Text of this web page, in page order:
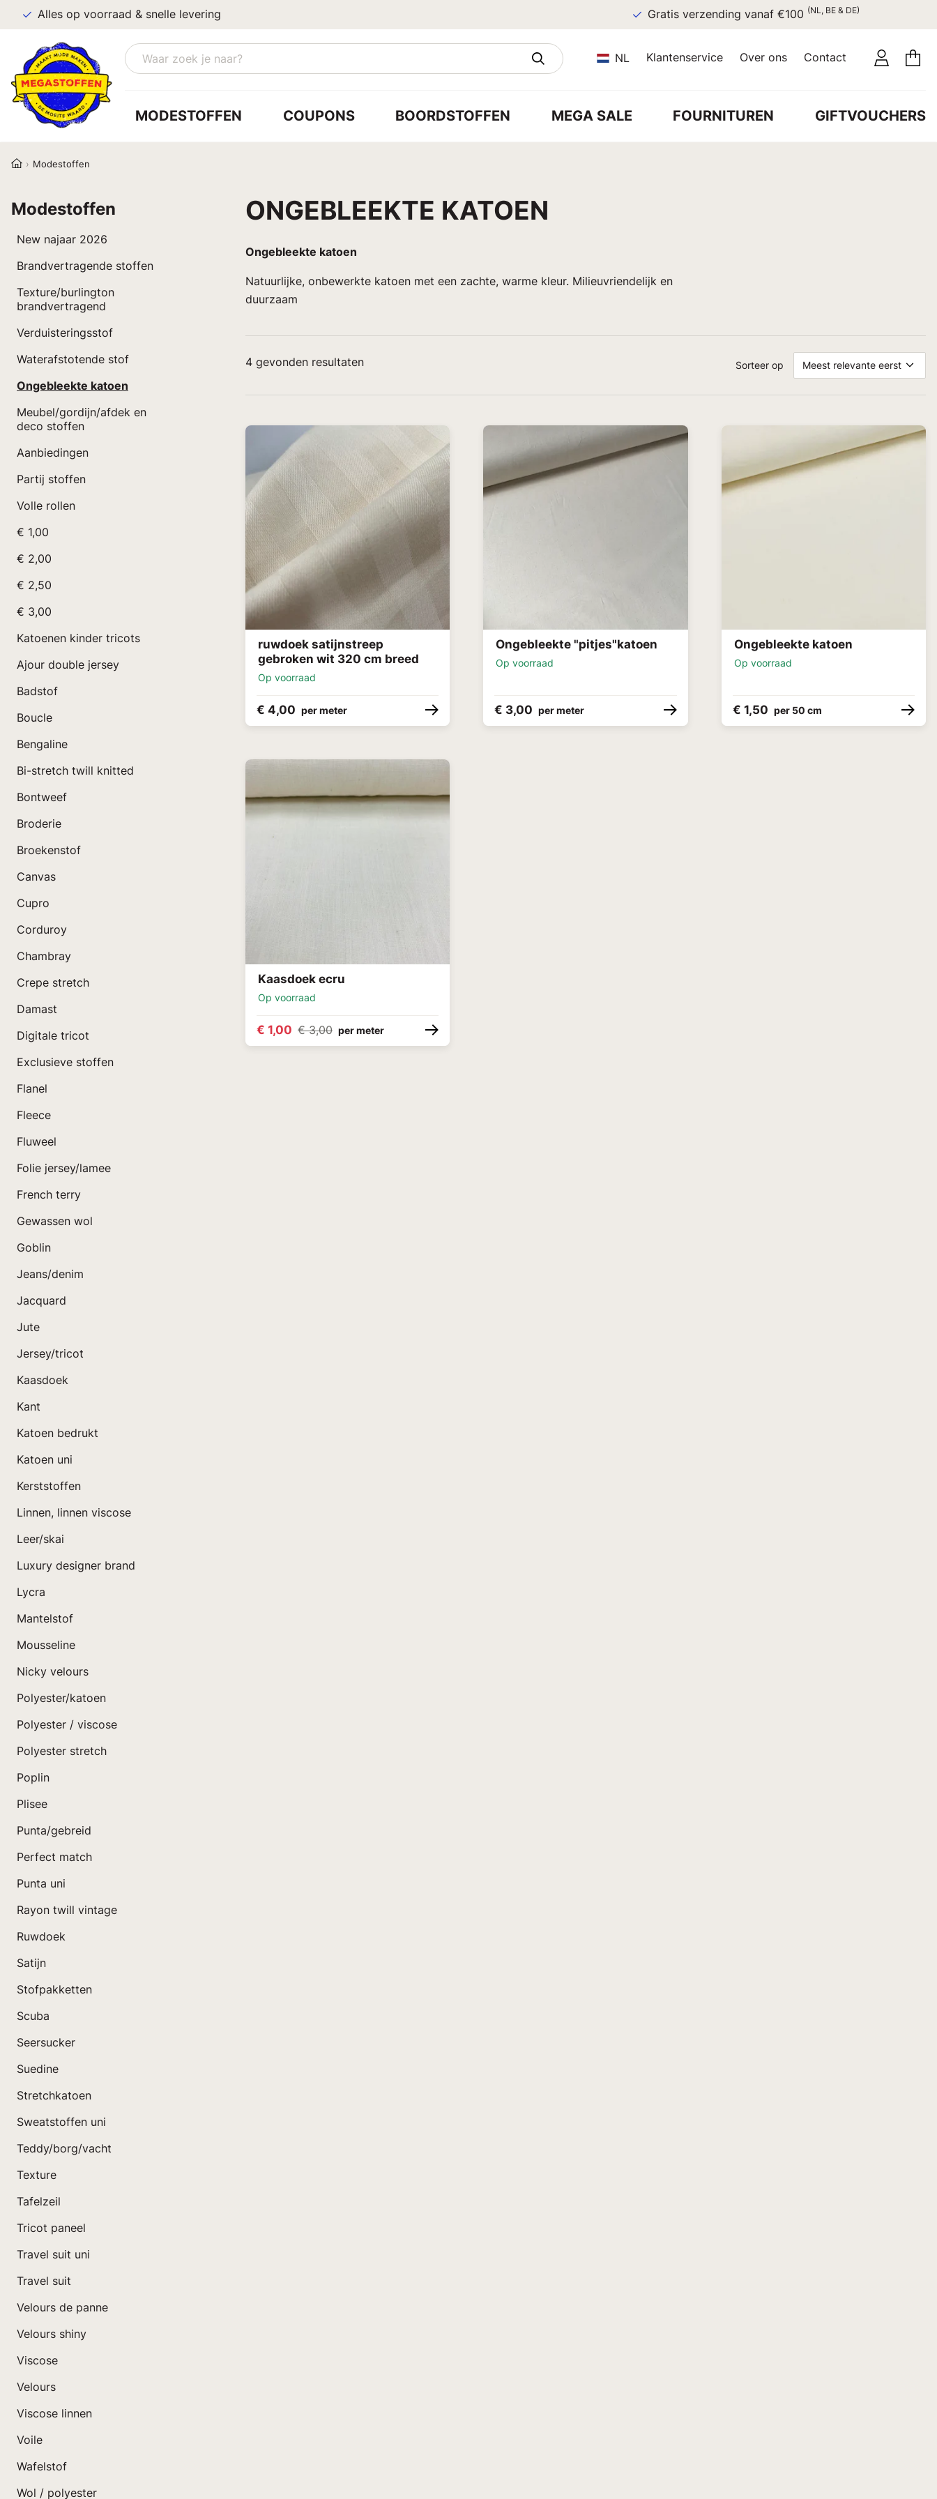
Alles op voorraad & snelle levering Gratis verzending vanaf €100 (NL, BE & DE)
NL Klantenservice Over ons Contact
MODESTOFFEN COUPONS BOORDSTOFFEN MEGA SALE FOURNITUREN GIFTVOUCHERS
Modestoffen
Modestoffen
New najaar 2026
Brandvertragende stoffen
Texture/burlington
brandvertragend
Verduisteringsstof
Waterafstotende stof
Ongebleekte katoen
Meubel/gordijn/afdek en
deco stoffen
Aanbiedingen
Partij stoffen
Volle rollen
€ 1,00
€ 2,00
€ 2,50
€ 3,00
Katoenen kinder tricots
Ajour double jersey
Badstof
Boucle
Bengaline
Bi-stretch twill knitted
Bontweef
Broderie
Broekenstof
Canvas
Cupro
Corduroy
Chambray
Crepe stretch
Damast
Digitale tricot
Exclusieve stoffen
Flanel
Fleece
Fluweel
Folie jersey/lamee
French terry
Gewassen wol
Goblin
Jeans/denim
Jacquard
Jute
Jersey/tricot
Kaasdoek
Kant
Katoen bedrukt
Katoen uni
Kerststoffen
Linnen, linnen viscose
Leer/skai
Luxury designer brand
Lycra
Mantelstof
Mousseline
Nicky velours
Polyester/katoen
Polyester / viscose
Polyester stretch
Poplin
Plisee
Punta/gebreid
Perfect match
Punta uni
Rayon twill vintage
Ruwdoek
Satijn
Stofpakketten
Scuba
Seersucker
Suedine
Stretchkatoen
Sweatstoffen uni
Teddy/borg/vacht
Texture
Tafelzeil
Tricot paneel
Travel suit uni
Travel suit
Velours de panne
Velours shiny
Viscose
Velours
Viscose linnen
Voile
Wafelstof
Wol / polyester
ONGEBLEEKTE KATOEN
Ongebleekte katoen
Natuurlijke, onbewerkte katoen met een zachte, warme kleur. Milieuvriendelijk en
duurzaam
Sorteer op Meest relevante eerst
4 gevonden resultaten
ruwdoek satijnstreep
gebroken wit 320 cm breed
Op voorraad
€ 4,00 per meter
Ongebleekte "pitjes"katoen
Op voorraad
€ 3,00 per meter
Ongebleekte katoen
Op voorraad
€ 1,50 per 50 cm
Kaasdoek ecru
Op voorraad
€ 1,00 € 3,00 per meter